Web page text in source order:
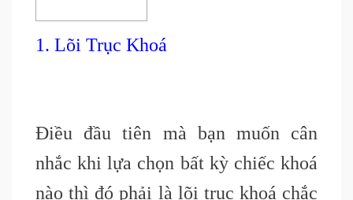
1. Lõi Trục Khoá
Điều đầu tiên mà bạn muốn cân
nhắc khi lựa chọn bất kỳ chiếc khoá
nào thì đó phải là lõi trục khoá chắc